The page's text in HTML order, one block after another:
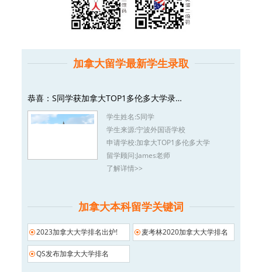
加拿大留学最新学生录取
恭喜：S同学获加拿大TOP1多伦多大学录…
学生姓名:S同学
学生来源:宁波外国语学校
申请学校:加拿大TOP1多伦多大学
留学顾问:James老师
了解详情>>
加拿大本科留学关键词
2023加拿大大学排名出炉! 麦考林2020加拿大大学排名
QS发布加拿大大学排名